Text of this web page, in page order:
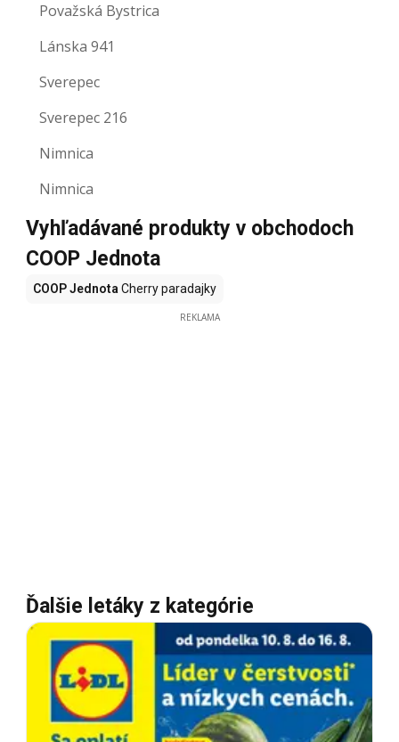
Považská Bystrica
Lánska 941
Sverepec
Sverepec 216
Nimnica
Nimnica
Vyhľadávané produkty v obchodoch
COOP Jednota
COOP JednotaCherry paradajky
REKLAMA
Ďalšie letáky z kategórie